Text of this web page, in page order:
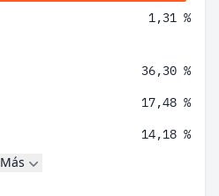
1,31 %
36,30 %
17,48 %
14,18 %
Más